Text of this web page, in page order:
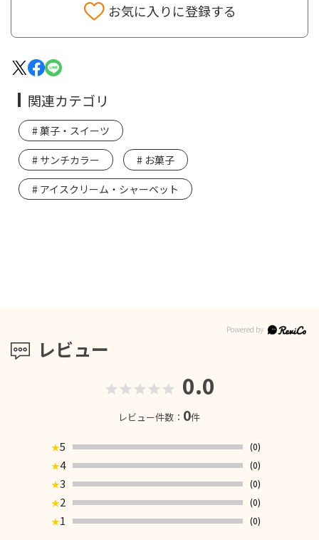
お気に入りに登録する
レビュー
0.0
レビュー件数： 0件
★5
(0)
★4
(0)
★3
(0)
★2
(0)
★1 (0)
関連カテゴリ
菓子・スイーツ
サンチカラー お菓子
アイスクリーム・シャーベット